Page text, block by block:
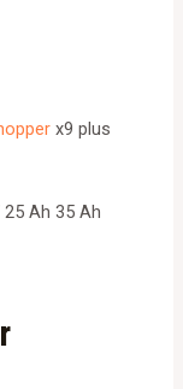
x9 plus
25 Ah 35 Ah